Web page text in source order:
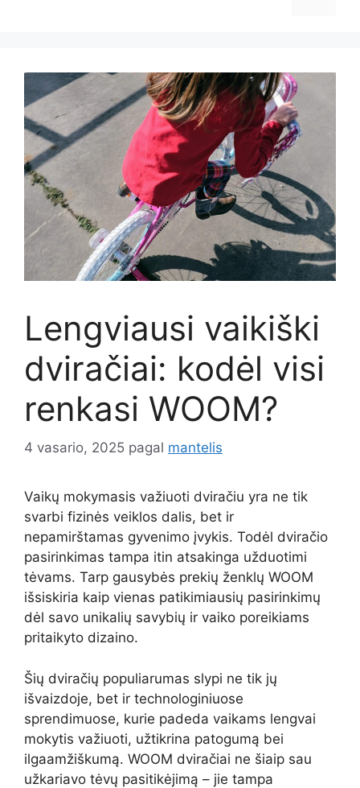
Lengviausi vaikiški
dviračiai: kodėl visi
renkasi WOOM?
4 vasario, 2025 pagal mantelis
Vaikų mokymasis važiuoti dviračiu yra ne tik
svarbi fizinės veiklos dalis, bet ir
nepamirštamas gyvenimo įvykis. Todėl dviračio
pasirinkimas tampa itin atsakinga užduotimi
tėvams. Tarp gausybės prekių ženklų WOOM
išsiskiria kaip vienas patikimiausių pasirinkimų
dėl savo unikalių savybių ir vaiko poreikiams
pritaikyto dizaino.
Šių dviračių populiarumas slypi ne tik jų
išvaizdoje, bet ir technologiniuose
sprendimuose, kurie padeda vaikams lengvai
mokytis važiuoti, užtikrina patogumą bei
ilgaamžiškumą. WOOM dviračiai ne šiaip sau
užkariavo tėvų pasitikėjimą – jie tampa